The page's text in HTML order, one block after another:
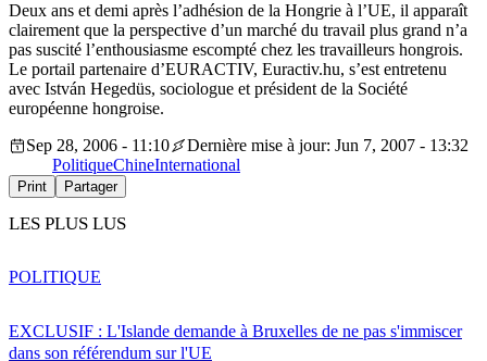
Deux ans et demi après l’adhésion de la Hongrie à l’UE, il apparaît
clairement que la perspective d’un marché du travail plus grand n’a
pas suscité l’enthousiasme escompté chez les travailleurs hongrois.
Le portail partenaire d’EURACTIV, Euractiv.hu, s’est entretenu
avec István Hegedüs, sociologue et président de la Société
européenne hongroise.
Sep 28, 2006 - 11:10
Dernière mise à jour: Jun 7, 2007 - 13:32
PolitiqueChineInternational
Print Partager
LES PLUS LUS
EXCLUSIF : L'Islande demande à Bruxelles de ne pas s'immiscer
dans son référendum sur l'UE
POLITIQUE